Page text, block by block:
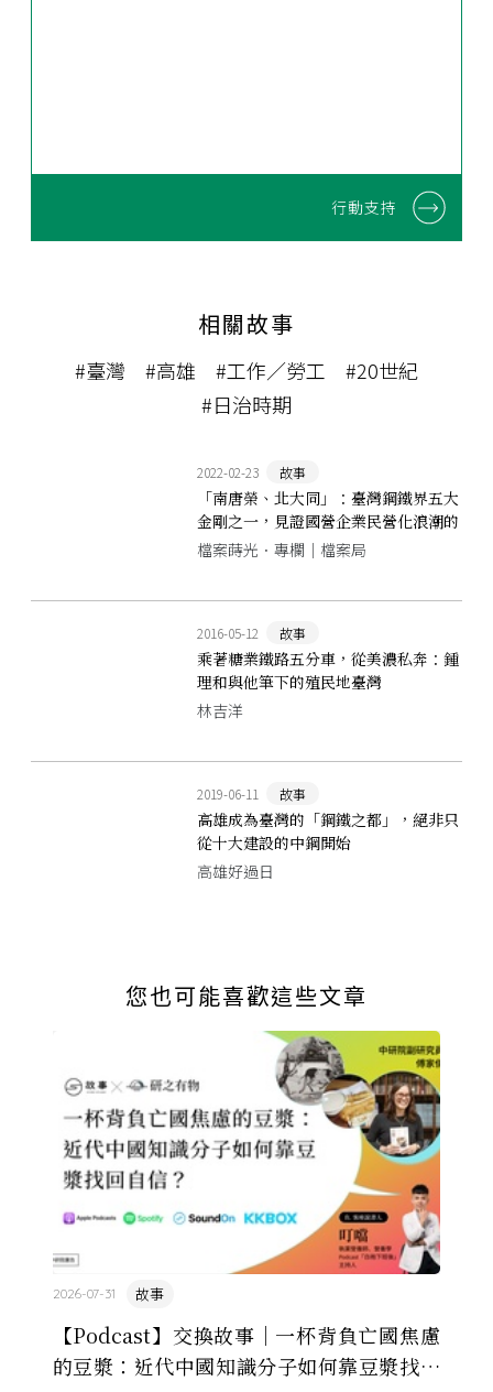
行動支持
相關故事
#臺灣 #高雄 #工作／勞工
#20世紀
#日治時期
2022-02-23 故事
「南唐榮、北大同」：臺灣鋼鐵界五大
金剛之一，見證國營企業民營化浪潮的
「唐榮鐵工廠」
檔案蒔光．專欄｜檔案局
2016-05-12 故事
乘著糖業鐵路五分車，從美濃私奔：鍾
理和與他筆下的殖民地臺灣
林吉洋
2019-06-11 故事
高雄成為臺灣的「鋼鐵之都」，絕非只
從十大建設的中鋼開始
高雄好過日
您也可能喜歡這些文章
【Podcast】交換故事｜一杯背負亡國焦慮
的豆漿：近代中國知識分子如何靠豆漿找回
故事
2026-07-31